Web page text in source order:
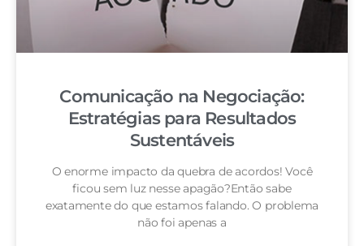
Comunicação na Negociação:
Estratégias para Resultados
Sustentáveis
O enorme impacto da quebra de acordos! Você
ficou sem luz nesse apagão?Então sabe
exatamente do que estamos falando. O problema
não foi apenas a